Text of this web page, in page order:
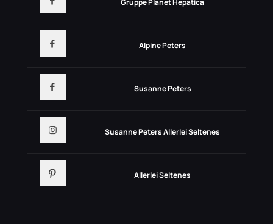
Alpine Peters
Susanne Peters
Susanne Peters Allerlei Seltenes
Allerlei Seltenes